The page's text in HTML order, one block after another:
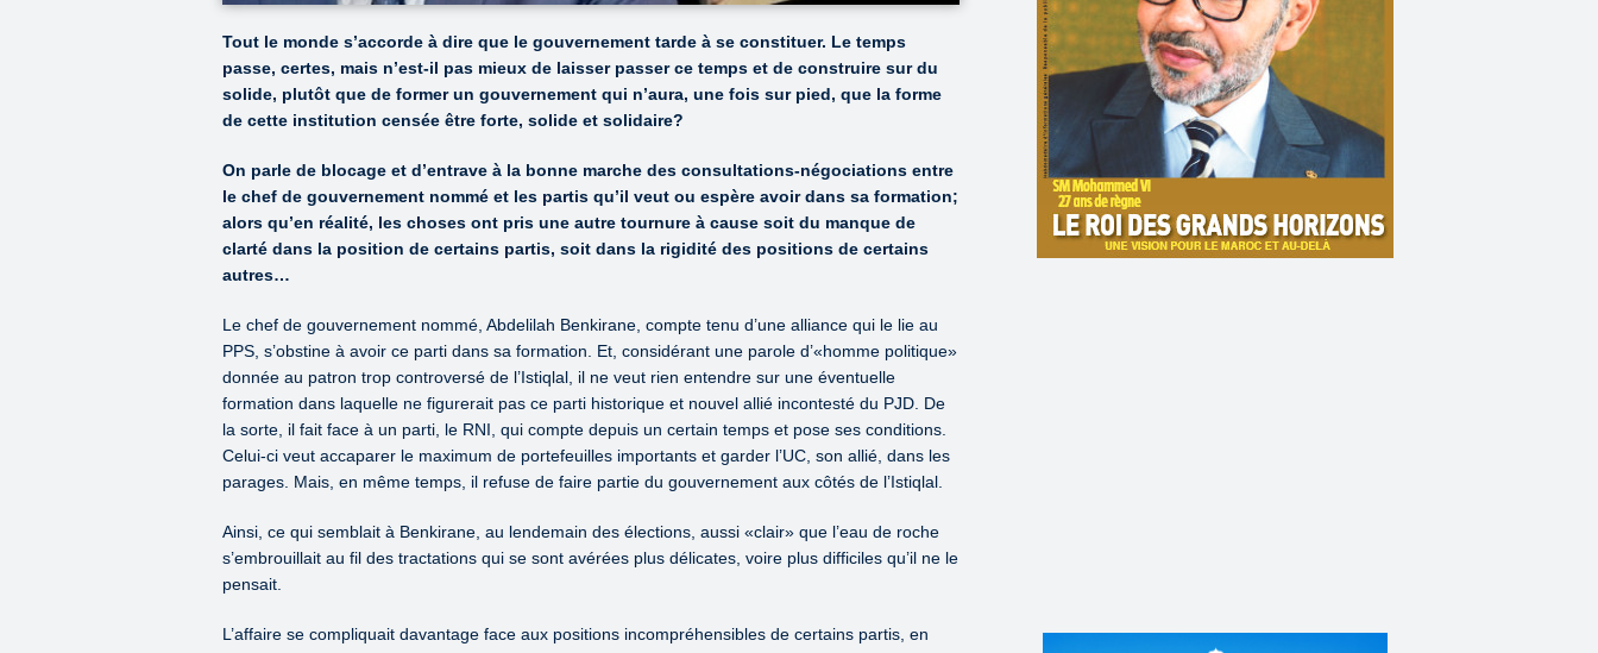
Tout le monde s’accorde à dire que le gouvernement tarde à se constituer. Le temps
passe, certes, mais n’est-il pas mieux de laisser passer ce temps et de construire sur du
solide, plutôt que de former un gouvernement qui n’aura, une fois sur pied, que la forme
de cette institution censée être forte, solide et solidaire?
On parle de blocage et d’entrave à la bonne marche des consultations-négociations entre
le chef de gouvernement nommé et les partis qu’il veut ou espère avoir dans sa formation;
alors qu’en réalité, les choses ont pris une autre tournure à cause soit du manque de
clarté dans la position de certains partis, soit dans la rigidité des positions de certains
autres…
Le chef de gouvernement nommé, Abdelilah Benkirane, compte tenu d’une alliance qui le lie au
PPS, s’obstine à avoir ce parti dans sa formation. Et, considérant une parole d’«homme politique»
donnée au patron trop controversé de l’Istiqlal, il ne veut rien entendre sur une éventuelle
formation dans laquelle ne figurerait pas ce parti historique et nouvel allié incontesté du PJD. De
la sorte, il fait face à un parti, le RNI, qui compte depuis un certain temps et pose ses conditions.
Celui-ci veut accaparer le maximum de portefeuilles importants et garder l’UC, son allié, dans les
parages. Mais, en même temps, il refuse de faire partie du gouvernement aux côtés de l’Istiqlal.
Ainsi, ce qui semblait à Benkirane, au lendemain des élections, aussi «clair» que l’eau de roche
s’embrouillait au fil des tractations qui se sont avérées plus délicates, voire plus difficiles qu’il ne le
pensait.
L’affaire se compliquait davantage face aux positions incompréhensibles de certains partis, en